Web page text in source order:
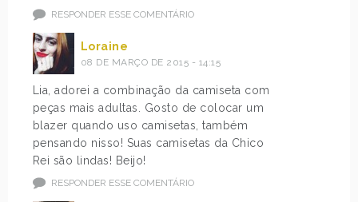
RESPONDER ESSE COMENTÁRIO
Loraine
08 DE MARÇO DE 2015 - 14:15
Lia, adorei a combinação da camiseta com
peças mais adultas. Gosto de colocar um
blazer quando uso camisetas, também
pensando nisso! Suas camisetas da Chico
Rei são lindas! Beijo!
RESPONDER ESSE COMENTÁRIO